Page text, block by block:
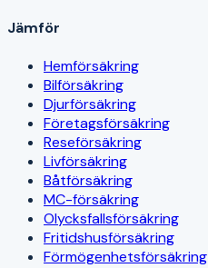
Jämför
Hemförsäkring
Bilförsäkring
Djurförsäkring
Företagsförsäkring
Reseförsäkring
Livförsäkring
Båtförsäkring
MC-försäkring
Olycksfallsförsäkring
Fritidshusförsäkring
Förmögenhetsförsäkring